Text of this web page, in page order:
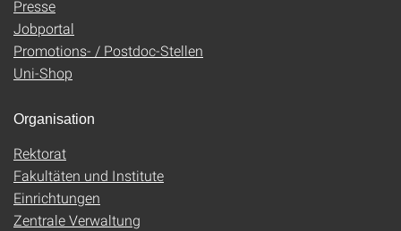
Presse
Jobportal
Promotions- / Postdoc-Stellen
Uni-Shop
Organisation
Rektorat
Fakultäten und Institute
Einrichtungen
Zentrale Verwaltung